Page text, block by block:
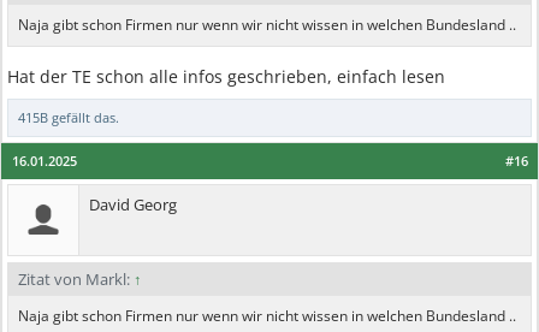
Naja gibt schon Firmen nur wenn wir nicht wissen in welchen Bundesland ..
Hat der TE schon alle infos geschrieben, einfach lesen
415B gefällt das.
#16
16.01.2025
David Georg
Zitat von Markl: ↑
Naja gibt schon Firmen nur wenn wir nicht wissen in welchen Bundesland ..